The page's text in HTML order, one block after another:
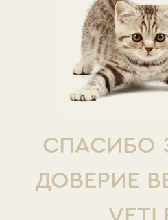
СПАСИБО
ДОВЕРИЕ